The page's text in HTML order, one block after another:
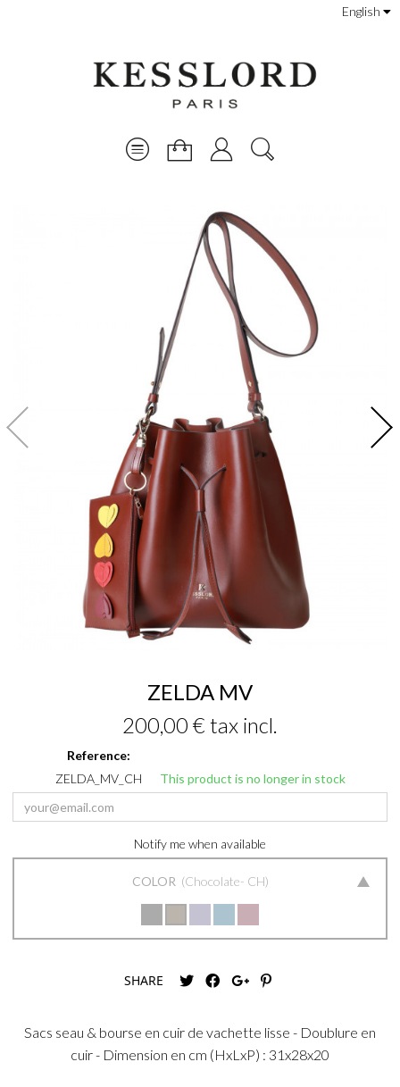
English
ZELDA MV
200,00 € tax incl.
Reference:
ZELDA_MV_CH
This product is no longer in stock
Notify me when available
COLOR Chocolate- CH
SHARE
Sacs seau & bourse en cuir de vachette lisse - Doublure en
cuir - Dimension en cm (HxLxP) : 31x28x20